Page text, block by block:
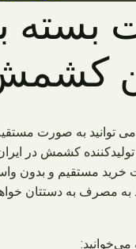
بسته
توانید به صورت
تولیدکننده کشمش در
خرید مستقیم و بدون
به مصرف به دستتان
می‌خوانید: